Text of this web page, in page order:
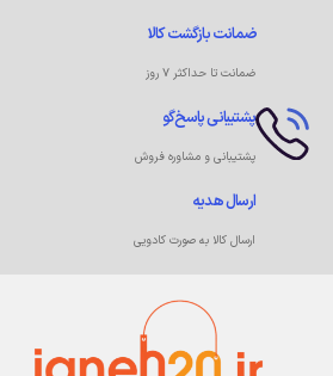
ضمانت بازگشت کالا
ضمانت تا حداکثر ۷ روز
پشتیبانی پاسخ‌گو
پشتیبانی و مشاوره فروش
ارسال هدیه
ارسال کالا به صورت کادویی